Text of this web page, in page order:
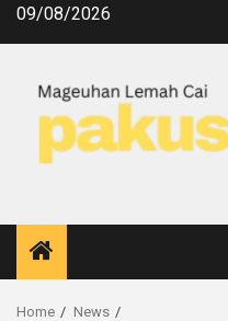
09/08/2026
Home
News